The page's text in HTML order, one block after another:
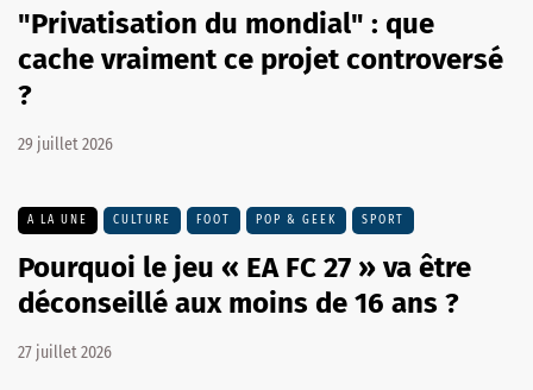
"Privatisation du mondial" : que
cache vraiment ce projet controversé
?
29 juillet 2026
A LA UNE CULTURE FOOT POP & GEEK SPORT
Pourquoi le jeu « EA FC 27 » va être
déconseillé aux moins de 16 ans ?
27 juillet 2026